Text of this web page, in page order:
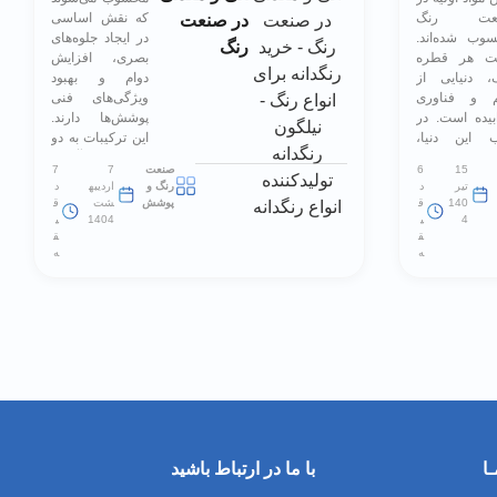
رنگ
شده‌اند.
هر قطره
دنیایی از
و فناوری
است. در
این دنیا،
(Pigment) قرار
موادی که
را به وجود
آورند و به آن
15
تیر
140
4
6
د
ق
ی
ق
ه
در صنعت
رنگ
که نقش اساسی
در ایجاد جلوه‌های
بصری، افزایش
دوام و بهبود
ویژگی‌های فنی
پوشش‌ها دارند.
این ترکیبات به دو
معدنی تقسیم
می‌شوند که هر
یک با ویژگی‌های
خاص خود،
صنعت
رنگ و
پوشش
7
اردیبه
شت
1404
7
د
ق
ی
ق
ه
با ما در ارتباط باشید